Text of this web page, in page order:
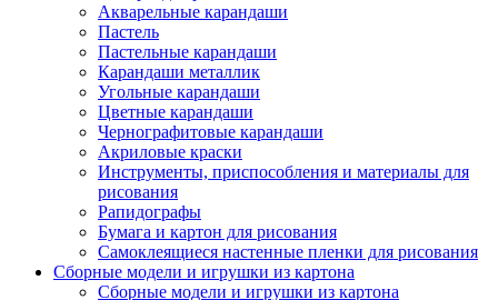
Акварельные карандаши
Пастель
Пастельные карандаши
Карандаши металлик
Угольные карандаши
Цветные карандаши
Чернографитовые карандаши
Акриловые краски
Инструменты, приспособления и материалы для
рисования
Рапидографы
Бумага и картон для рисования
Самоклеящиеся настенные пленки для рисования
Сборные модели и игрушки из картона
Сборные модели и игрушки из картона